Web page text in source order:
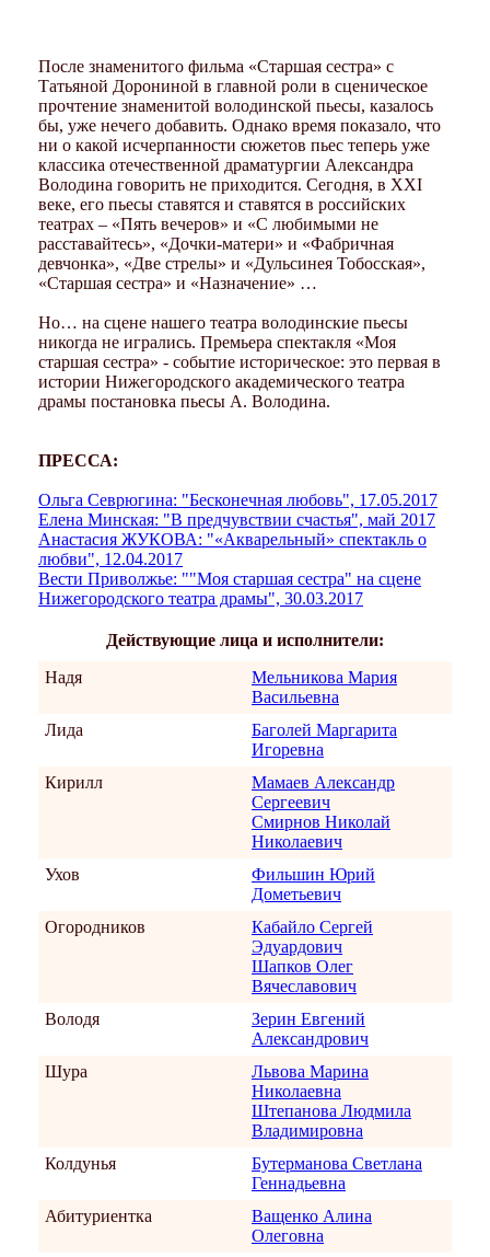
После знаменитого фильма «Старшая сестра» с
Татьяной Дорониной в главной роли в сценическое
прочтение знаменитой володинской пьесы, казалось
бы, уже нечего добавить. Однако время показало, что
ни о какой исчерпанности сюжетов пьес теперь уже
классика отечественной драматургии Александра
Володина говорить не приходится. Сегодня, в XXI
веке, его пьесы ставятся и ставятся в российских
театрах – «Пять вечеров» и «С любимыми не
расставайтесь», «Дочки-матери» и «Фабричная
девчонка», «Две стрелы» и «Дульсинея Тобосская»,
«Старшая сестра» и «Назначение» …
Но… на сцене нашего театра володинские пьесы
никогда не игрались. Премьера спектакля «Моя
старшая сестра» - событие историческое: это первая в
истории Нижегородского академического театра
драмы постановка пьесы А. Володина.
ПРЕССА:
Ольга Севрюгина: "Бесконечная любовь", 17.05.2017
Елена Минская: "В предчувствии счастья", май 2017
Анастасия ЖУКОВА: "«Акварельный» спектакль о
любви", 12.04.2017
Вести Приволжье: ""Моя старшая сестра" на сцене
Нижегородского театра драмы", 30.03.2017
Действующие лица и исполнители:
Надя
Мельникова Мария
Васильевна
Лида
Баголей Маргарита
Игоревна
Кирилл
Мамаев Александр
Сергеевич
Смирнов Николай
Николаевич
Ухов
Фильшин Юрий
Дометьевич
Огородников
Кабайло Сергей
Эдуардович
Шапков Олег
Вячеславович
Володя
Зерин Евгений
Александрович
Шура
Львова Марина
Николаевна
Штепанова Людмила
Владимировна
Колдунья
Бутерманова Светлана
Геннадьевна
Абитуриентка
Ващенко Алина
Олеговна